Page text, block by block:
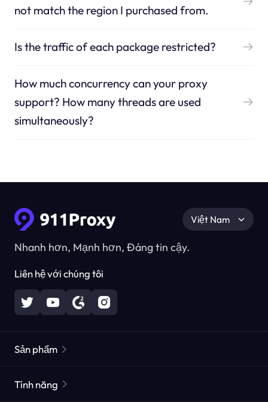
not match the region I purchased from.
Is the traffic of each package restricted?
How much concurrency can your proxy
support? How many threads are used
simultaneously?
Nhanh hơn, Mạnh hơn, Đáng tin cậy.
Liên hệ với chúng tôi
Việt Nam
Sản phẩm
Tính năng